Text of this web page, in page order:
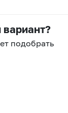
подобрать